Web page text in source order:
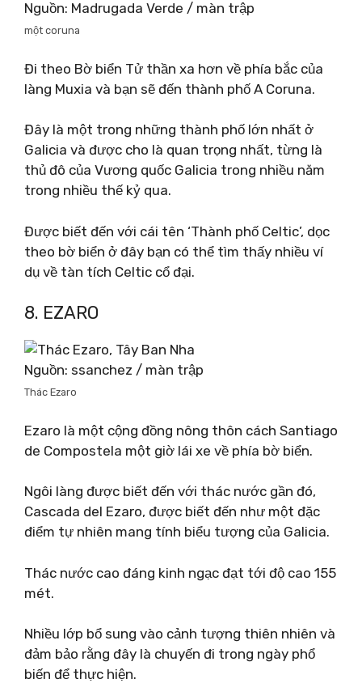
Nguồn: Madrugada Verde / màn trập
một coruna
Đi theo Bờ biển Tử thần xa hơn về phía bắc của
làng Muxia và bạn sẽ đến thành phố A Coruna.
Đây là một trong những thành phố lớn nhất ở
Galicia và được cho là quan trọng nhất, từng là
thủ đô của Vương quốc Galicia trong nhiều năm
trong nhiều thế kỷ qua.
Được biết đến với cái tên ‘Thành phố Celtic’, dọc
theo bờ biển ở đây bạn có thể tìm thấy nhiều ví
dụ về tàn tích Celtic cổ đại.
8. EZARO
Nguồn: ssanchez / màn trập
Thác Ezaro
Ezaro là một cộng đồng nông thôn cách Santiago
de Compostela một giờ lái xe về phía bờ biển.
Ngôi làng được biết đến với thác nước gần đó,
Cascada del Ezaro, được biết đến như một đặc
điểm tự nhiên mang tính biểu tượng của Galicia.
Thác nước cao đáng kinh ngạc đạt tới độ cao 155
mét.
Nhiều lớp bổ sung vào cảnh tượng thiên nhiên và
đảm bảo rằng đây là chuyến đi trong ngày phổ
biến để thực hiện.